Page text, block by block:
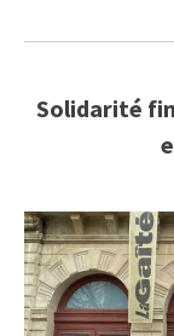
Solidarité